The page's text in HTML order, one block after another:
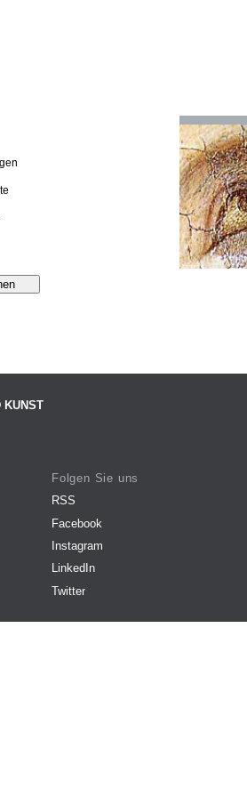
KUNST
Folgen Sie uns
RSS
Facebook
Instagram
LinkedIn
Twitter